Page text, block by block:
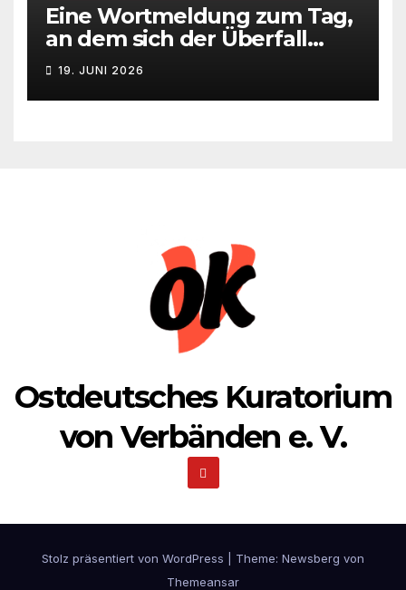
Eine Wortmeldung zum Tag,
an dem sich der Überfall
Deutschlands auf die UdSSR
1941 zum 85. Male jährt
19. JUNI 2026
Ostdeutsches Kuratorium
von Verbänden e. V.
Stolz präsentiert von WordPress Theme: Newsberg von
Themeansar